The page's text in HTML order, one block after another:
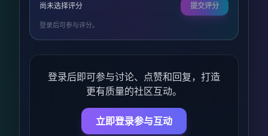
尚未选择评分 提交评分
登录后可参与评分。
登录后即可参与讨论、点赞和回复，打造
更有质量的社区互动。
立即登录参与互动